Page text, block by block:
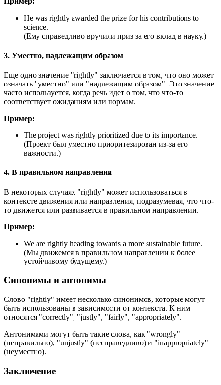
He was rightly awarded the prize for his contributions to
science.
(Ему справедливо вручили приз за его вклад в науку.)
3. Уместно, надлежащим образом
Еще одно значение "rightly" заключается в том, что оно может
означать "уместно" или "надлежащим образом". Это значение
часто используется, когда речь идет о том, что что-то
соответствует ожиданиям или нормам.
Пример:
The project was rightly prioritized due to its importance.
(Проект был уместно приоритезирован из-за его
важности.)
4. В правильном направлении
В некоторых случаях "rightly" может использоваться в
контексте движения или направления, подразумевая, что что-
то движется или развивается в правильном направлении.
Пример:
We are rightly heading towards a more sustainable future.
(Мы движемся в правильном направлении к более
устойчивому будущему.)
Синонимы и антонимы
Слово "rightly" имеет несколько синонимов, которые могут
быть использованы в зависимости от контекста. К ним
относятся "correctly", "justly", "fairly", "appropriately".
Антонимами могут быть такие слова, как "wrongly"
(неправильно), "unjustly" (несправедливо) и "inappropriately"
(неуместно).
Заключение